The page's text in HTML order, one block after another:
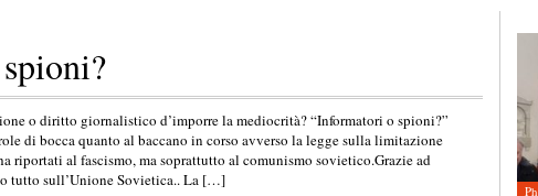
o diritto giornalistico d’imporre la mediocrità? “Informatori o spioni?”
di bocca quanto al baccano in corso avverso la legge sulla limitazione
riportati al fascismo, ma soprattutto al comunismo sovietico.Grazie ad
tutto sull’Unione Sovietica.. La […]